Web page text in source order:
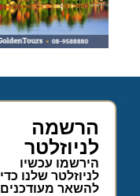
הרשמה
לניוזלטר
הירשמו עכשיו
לניוזלטר שלנו כדי
להשאר מעודכנים